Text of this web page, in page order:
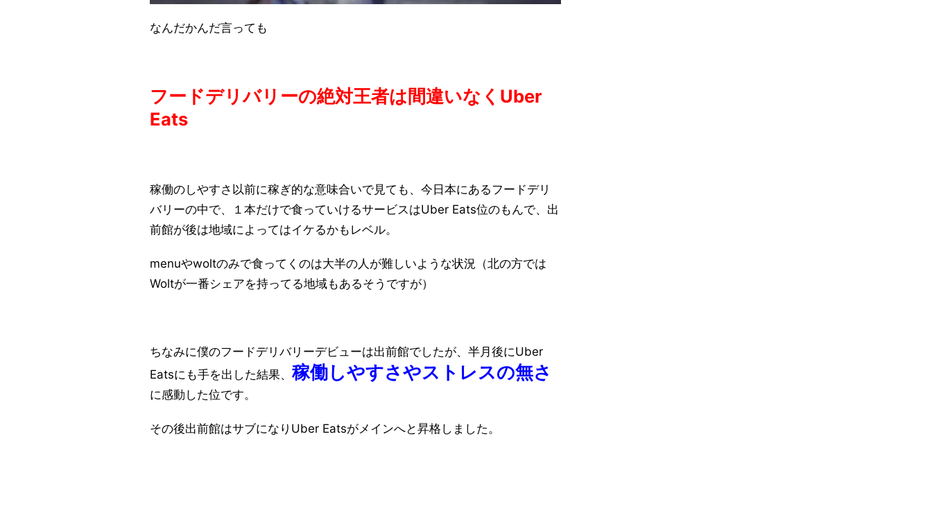
なんだかんだ言っても
フードデリバリーの絶対王者は間違いなくUber
Eats
稼働のしやすさ以前に稼ぎ的な意味合いで見ても、今日本にあるフードデリ
バリーの中で、１本だけで食っていけるサービスはUber Eats位のもんで、出
前館が後は地域によってはイケるかもレベル。
menuやwoltのみで食ってくのは大半の人が難しいような状況（北の方では
Woltが一番シェアを持ってる地域もあるそうですが）
ちなみに僕のフードデリバリーデビューは出前館でしたが、半月後にUber
Eatsにも手を出した結果、 稼働しやすさやストレスの無さ
に感動した位です。
その後出前館はサブになりUber Eatsがメインへと昇格しました。